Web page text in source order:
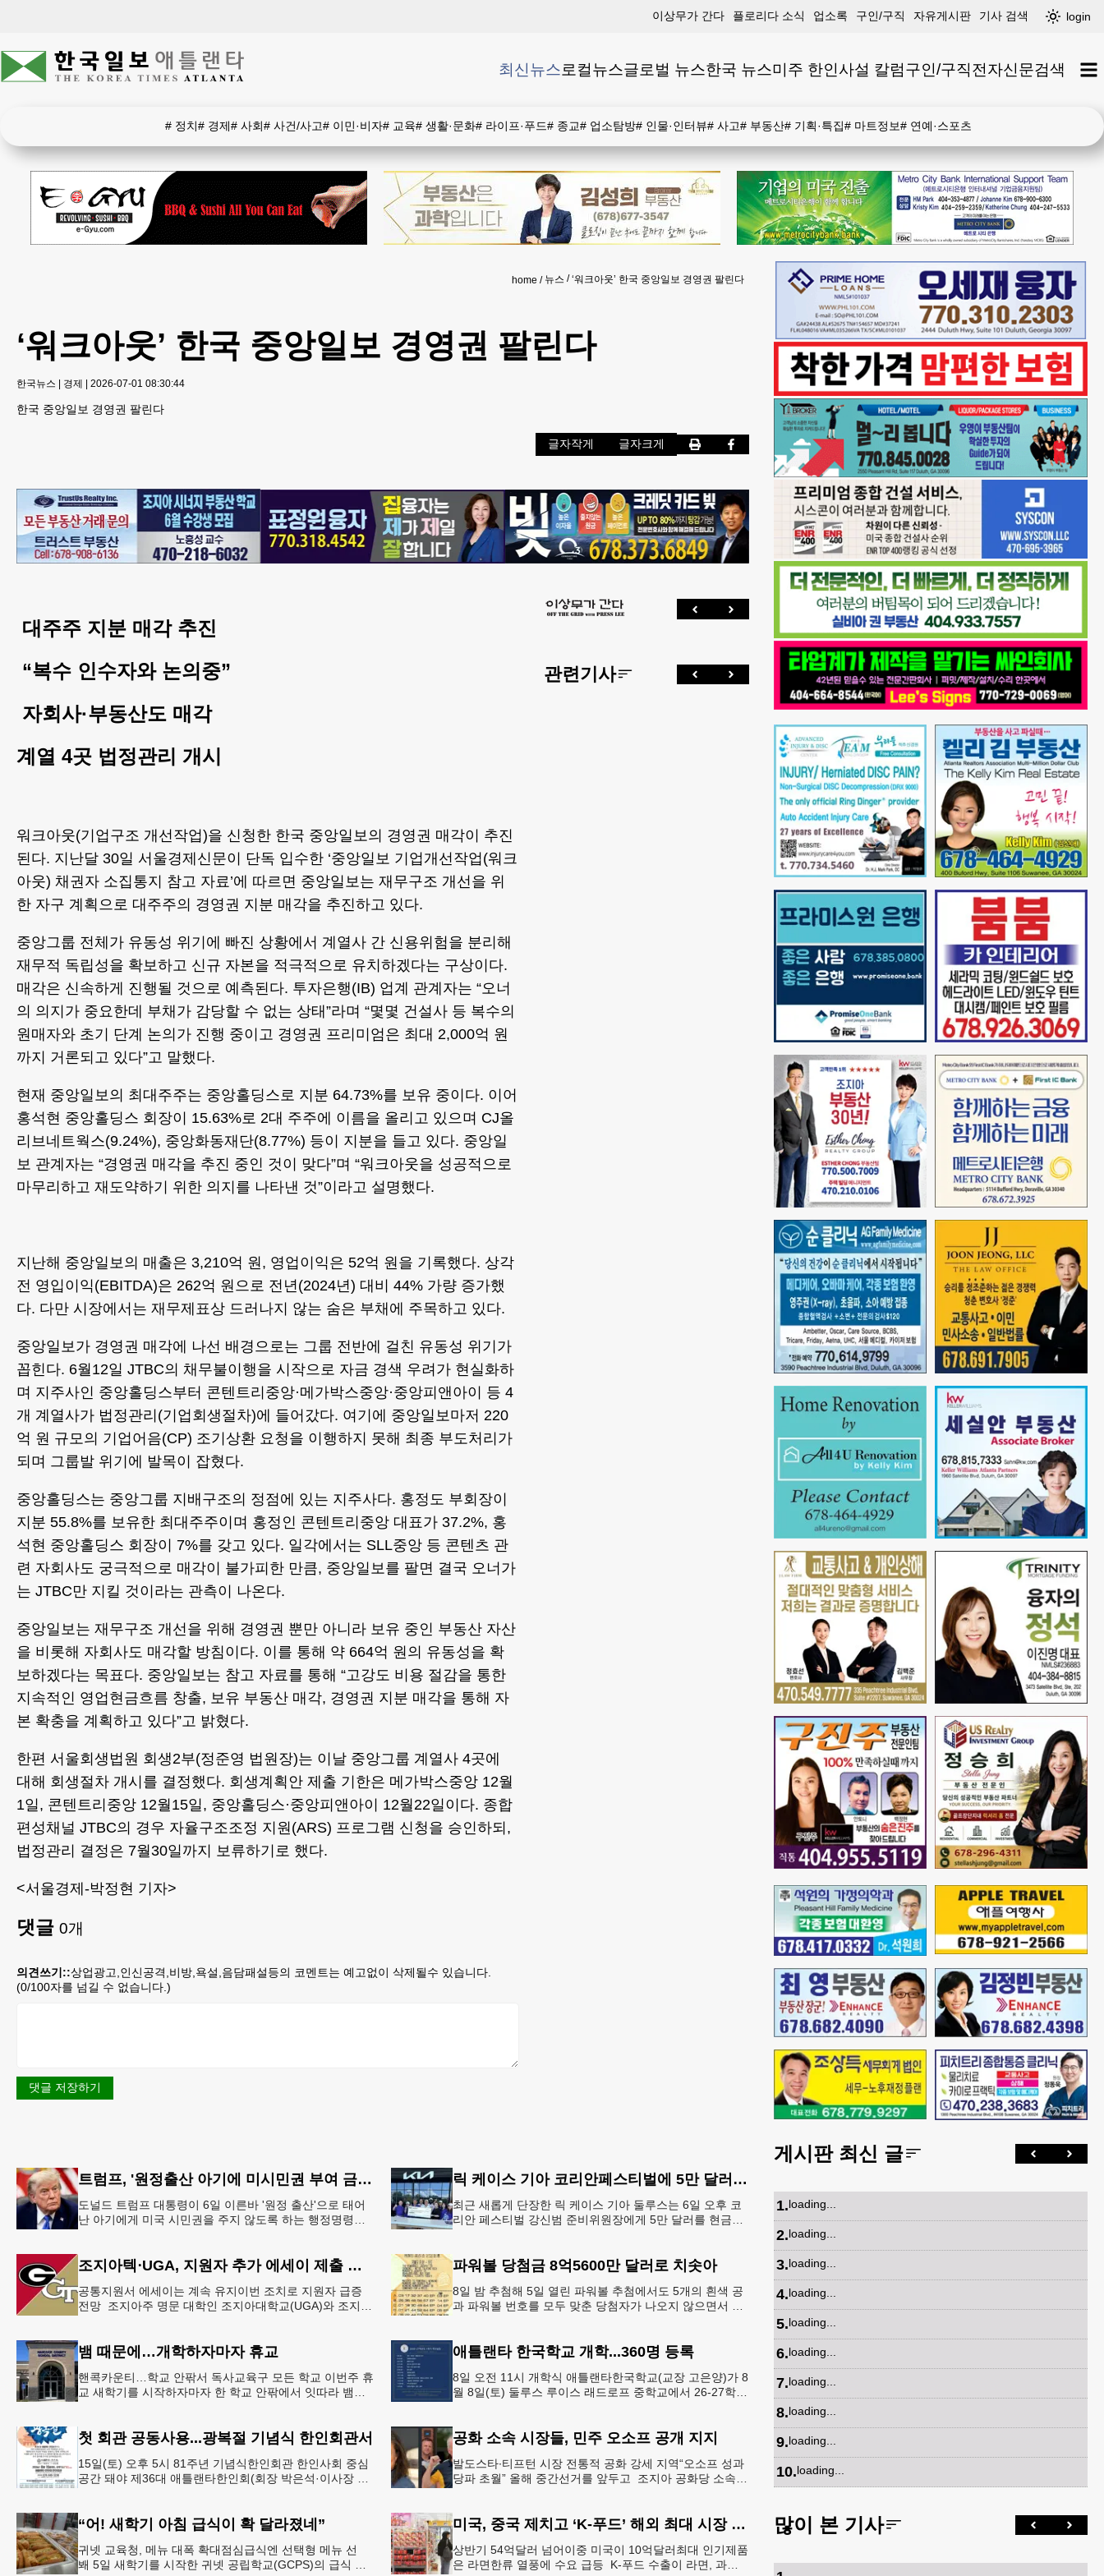
이상무가 간다 플로리다 소식 업소록 구인/구직 자유게시판 기사 검색 login
최신뉴스로컬뉴스글로벌 뉴스한국 뉴스미주 한인사설 칼럼구인/구직전자신문검색
# 정치# 경제# 사회# 사건/사고# 이민·비자# 교육# 생활·문화# 라이프·푸드# 종교# 업소탐방# 인물·인터뷰# 사고# 부동산# 기획·특집# 마트정보# 연예·스포츠
home 뉴스 ‘워크아웃’ 한국 중앙일보 경영권 팔린다
‘워크아웃’ 한국 중앙일보 경영권 팔린다
한국뉴스 | 경제 | 2026-07-01 08:30:44
한국 중앙일보 경영권 팔린다
글자작게 글자크게
대주주 지분 매각 추진
“복수 인수자와 논의중”
자회사·부동산도 매각
계열 4곳 법정관리 개시
워크아웃(기업구조 개선작업)을 신청한 한국 중앙일보의 경영권 매각이 추진
된다. 지난달 30일 서울경제신문이 단독 입수한 ‘중앙일보 기업개선작업(워크
아웃) 채권자 소집통지 참고 자료’에 따르면 중앙일보는 재무구조 개선을 위
한 자구 계획으로 대주주의 경영권 지분 매각을 추진하고 있다.
중앙그룹 전체가 유동성 위기에 빠진 상황에서 계열사 간 신용위험을 분리해
재무적 독립성을 확보하고 신규 자본을 적극적으로 유치하겠다는 구상이다.
매각은 신속하게 진행될 것으로 예측된다. 투자은행(IB) 업계 관계자는 “오너
의 의지가 중요한데 부채가 감당할 수 없는 상태”라며 “몇몇 건설사 등 복수의
원매자와 초기 단계 논의가 진행 중이고 경영권 프리미엄은 최대 2,000억 원
까지 거론되고 있다”고 말했다.
현재 중앙일보의 최대주주는 중앙홀딩스로 지분 64.73%를 보유 중이다. 이어
홍석현 중앙홀딩스 회장이 15.63%로 2대 주주에 이름을 올리고 있으며 CJ올
리브네트웍스(9.24%), 중앙화동재단(8.77%) 등이 지분을 들고 있다. 중앙일
보 관계자는 “경영권 매각을 추진 중인 것이 맞다”며 “워크아웃을 성공적으로
마무리하고 재도약하기 위한 의지를 나타낸 것”이라고 설명했다.
지난해 중앙일보의 매출은 3,210억 원, 영업이익은 52억 원을 기록했다. 상각
전 영입이익(EBITDA)은 262억 원으로 전년(2024년) 대비 44% 가량 증가했
다. 다만 시장에서는 재무제표상 드러나지 않는 숨은 부채에 주목하고 있다.
중앙일보가 경영권 매각에 나선 배경으로는 그룹 전반에 걸친 유동성 위기가
꼽힌다. 6월12일 JTBC의 채무불이행을 시작으로 자금 경색 우려가 현실화하
며 지주사인 중앙홀딩스부터 콘텐트리중앙·메가박스중앙·중앙피앤아이 등 4
개 계열사가 법정관리(기업회생절차)에 들어갔다. 여기에 중앙일보마저 220
억 원 규모의 기업어음(CP) 조기상환 요청을 이행하지 못해 최종 부도처리가
되며 그룹발 위기에 발목이 잡혔다.
중앙홀딩스는 중앙그룹 지배구조의 정점에 있는 지주사다. 홍정도 부회장이
지분 55.8%를 보유한 최대주주이며 홍정인 콘텐트리중앙 대표가 37.2%, 홍
석현 중앙홀딩스 회장이 7%를 갖고 있다. 일각에서는 SLL중앙 등 콘텐츠 관
련 자회사도 궁극적으로 매각이 불가피한 만큼, 중앙일보를 팔면 결국 오너가
는 JTBC만 지킬 것이라는 관측이 나온다.
중앙일보는 재무구조 개선을 위해 경영권 뿐만 아니라 보유 중인 부동산 자산
을 비롯해 자회사도 매각할 방침이다. 이를 통해 약 664억 원의 유동성을 확
보하겠다는 목표다. 중앙일보는 참고 자료를 통해 “고강도 비용 절감을 통한
지속적인 영업현금흐름 창출, 보유 부동산 매각, 경영권 지분 매각을 통해 자
본 확충을 계획하고 있다”고 밝혔다.
한편 서울회생법원 회생2부(정준영 법원장)는 이날 중앙그룹 계열사 4곳에
대해 회생절차 개시를 결정했다. 회생계획안 제출 기한은 메가박스중앙 12월
1일, 콘텐트리중앙 12월15일, 중앙홀딩스·중앙피앤아이 12월22일이다. 종합
편성채널 JTBC의 경우 자율구조조정 지원(ARS) 프로그램 신청을 승인하되,
법정관리 결정은 7월30일까지 보류하기로 했다.
<서울경제-박정현 기자>
댓글 0개
의견쓰기::상업광고,인신공격,비방,욕설,음담패설등의 코멘트는 예고없이 삭제될수 있습니다.
(0/100자를 넘길 수 없습니다.)
댓글 저장하기
관련기사
트럼프, '원정출산 아기에 미시민권 부여 금지' 행정명령 서명
도널드 트럼프 대통령이 6일 이른바 '원정 출산'으로 태어
난 아기에게 미국 시민권을 주지 않도록 하는 행정명령에
릭 케이스 기아 코리안페스티벌에 5만 달러 후원
최근 새롭게 단장한 릭 케이스 기아 둘루스는 6일 오후 코
리안 페스티벌 강신범 준비위원장에게 5만 달러를 현금으
조지아텍⋅UGA, 지원자 추가 에세이 제출 폐지
공통지원서 에세이는 계속 유지이번 조치로 지원자 급증
전망 조지아주 명문 대학인 조지아대학교(UGA)와 조지아
파워볼 당첨금 8억5600만 달러로 치솟아
8일 밤 추첨해 5일 열린 파워볼 추첨에서도 5개의 흰색 공
과 파워볼 번호를 모두 맞춘 당첨자가 나오지 않으면서 행
뱀 때문에…개학하자마자 휴교
핸콕카운티…학교 안팎서 독사교육구 모든 학교 이번주 휴
교 새학기를 시작하자마자 한 학교 안팎에서 잇따라 뱀들
애틀랜타 한국학교 개학...360명 등록
8일 오전 11시 개학식 애틀랜타한국학교(교장 고은양)가 8
월 8일(토) 둘루스 루이스 래드로프 중학교에서 26-27학년
첫 회관 공동사용...광복절 기념식 한인회관서
15일(토) 오후 5시 81주년 기념식한인회관 한인사회 중심
공간 돼야 제36대 애틀랜타한인회(회장 박은석·이사장 강
공화 소속 시장들, 민주 오소프 공개 지지
발도스타∙티프턴 시장 전통적 공화 강세 지역“오소프 성과
당파 초월” 올해 중간선거를 앞두고 조지아 공화당 소속
“어! 새학기 아침 급식이 확 달라졌네”
귀넷 교육청, 메뉴 대폭 확대점심급식엔 선택형 메뉴 선
봬 5일 새학기를 시작한 귀넷 공립학교(GCPS)의 급식 메
미국, 중국 제치고 ‘K-푸드’ 해외 최대 시장 부상
상반기 54억달러 넘어이중 미국이 10억달러최대 인기제품
은 라면한류 열풍에 수요 급등 K-푸드 수출이 라면, 과자,
게시판 최신 글
1.loading...
2.loading...
3.loading...
4.loading...
5.loading...
6.loading...
7.loading...
8.loading...
9.loading...
10.loading...
많이 본 기사